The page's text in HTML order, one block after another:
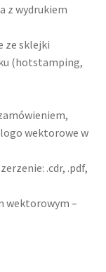
z wydrukiem
ze sklejki
(hotstamping,
wektorowe w
.cdr, .pdf,
wektorowym –